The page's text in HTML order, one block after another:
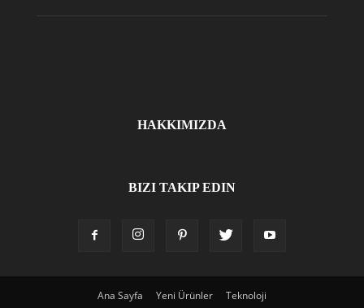
HAKKIMIZDA
BIZI TAKIP EDIN
Ana Sayfa Yeni Ürünler Teknoloji